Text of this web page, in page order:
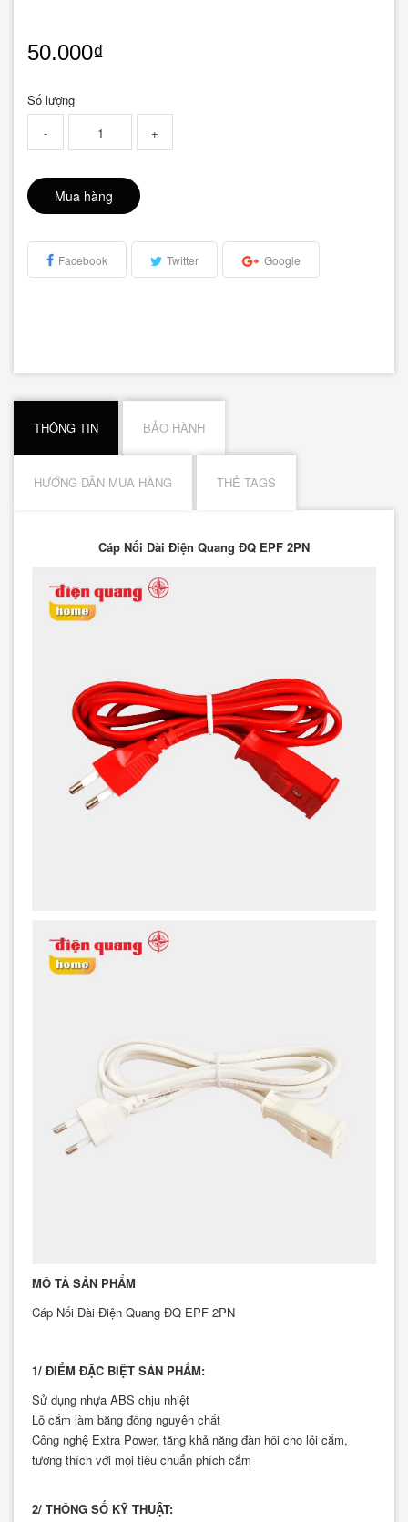
50.000₫
Số lượng
-
+
Mua hàng
Facebook Twitter Google
THÔNG TIN BẢO HÀNH
HƯỚNG DẪN MUA HÀNG THẺ TAGS
Cáp Nối Dài Điện Quang ĐQ EPF 2PN
MÔ TẢ SẢN PHẨM
Cáp Nối Dài Điện Quang ĐQ EPF 2PN
1/ ĐIỂM ĐẶC BIỆT SẢN PHẨM:
Sử dụng nhựa ABS chịu nhiệt
Lỗ cắm làm bằng đồng nguyên chất
Công nghệ Extra Power, tăng khả năng đàn hồi cho lỗi cắm,
tương thích với mọi tiêu chuẩn phích cắm
2/ THÔNG SỐ KỸ THUẬT: